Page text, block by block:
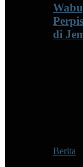
di
Berita